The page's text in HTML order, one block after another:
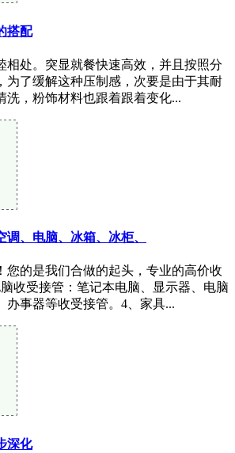
搭配
相处。突显就餐快速高效，并且按照分
为了缓解这种压制感，次要是由于其耐
洗，粉饰材料也跟着跟着变化...
调、电脑、冰箱、冰柜、
您的是我们合做的起头，专业的高价收
收受接管：笔记本电脑、显示器、电脑
办事器等收受接管。4、家具...
深化